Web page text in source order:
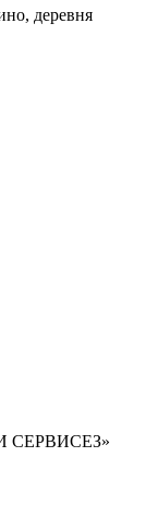
деревня
СЕРВИСЕЗ»